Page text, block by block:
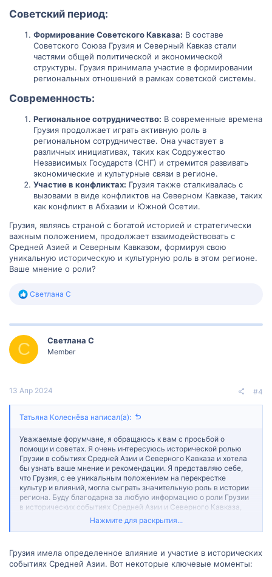
Советский период:​
Формирование Советского Кавказа: В составе
Советского Союза Грузия и Северный Кавказ стали
частями общей политической и экономической
структуры. Грузия принимала участие в формировании
региональных отношений в рамках советской системы.
Современность:​
Региональное сотрудничество: В современные времена
Грузия продолжает играть активную роль в
региональном сотрудничестве. Она участвует в
различных инициативах, таких как Содружество
Независимых Государств (СНГ) и стремится развивать
экономические и культурные связи в регионе.
Участие в конфликтах: Грузия также сталкивалась с
вызовами в виде конфликтов на Северном Кавказе, таких
как конфликт в Абхазии и Южной Осетии.
Грузия, являясь страной с богатой историей и стратегически
важным положением, продолжает взаимодействовать с
Средней Азией и Северным Кавказом, формируя свою
уникальную историческую и культурную роль в этом регионе.
Ваше мнение о роли?
Р
к
и
и
:
Светлана С
С Светлана С
Member
13 Апр 2024 #4
Татьяна Колеснёва написал(а):
Уважаемые форумчане, я обращаюсь к вам с просьбой о
помощи и советах. Я очень интересуюсь исторической ролью
Грузии в событиях Средней Азии и Северного Кавказа и хотела
бы узнать ваше мнение и рекомендации. Я представляю себе,
что Грузия, с ее уникальным положением на перекрестке
культур и влияний, могла сыграть значительную роль в истории
региона. Буду благодарна за любую информацию о роли Грузии
в исторических событиях Средней Азии и Северного Кавказа,
включая периоды завоеваний, торговли и культурного обмена.
Если у вас есть личный опыт или знания об исторической роли
благодарю вас за вашу помощь и ценные советы!
Нажмите для раскрытия...
Грузия имела определенное влияние и участие в исторических
событиях Средней Азии. Вот некоторые ключевые моменты: